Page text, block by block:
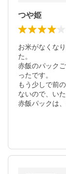
つや姫
お米がなくな
た。
赤飯のパック
ったです。
もう少しで前
ないので、い